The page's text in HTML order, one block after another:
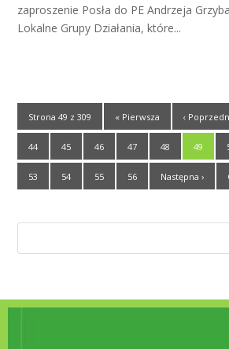
zaproszenie Posła do PE Andrzeja
Lokalne Grupy Działania, które...
Strona 49 z 309 « Pierwsza ‹
44 45 46 47 48 49
53 54 55 56 Następna ›